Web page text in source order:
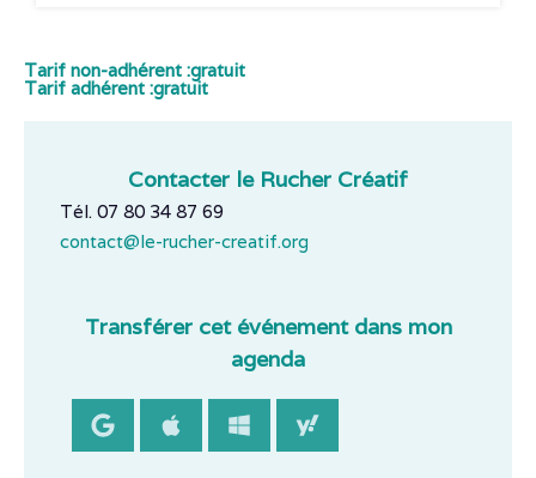
Tarif non-adhérent :gratuit
Tarif adhérent :gratuit
Contacter le Rucher Créatif
Tél. 07 80 34 87 69
contact@le-rucher-creatif.org
Transférer cet événement dans mon
agenda